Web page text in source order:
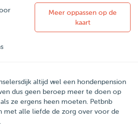
Meer oppassen op de
kaart
altijd wel een hondenpension
dus geen beroep meer te doen op
ze ergens heen moeten. Petbnb
met alle liefde de zorg over voor de